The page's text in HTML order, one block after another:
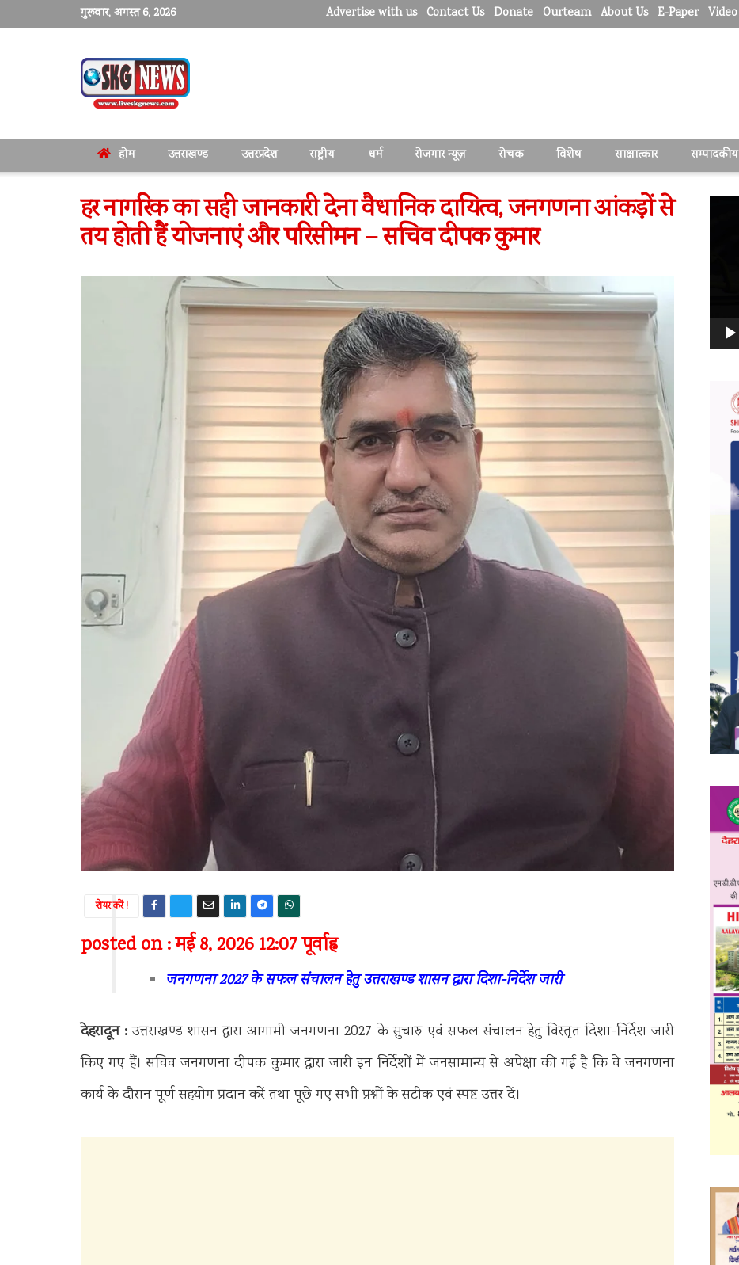
गुरूवार, अगस्त 6, 2026 Advertise with us Contact Us Donate Ourteam About Us E-Paper Video
होम उत्तराखण्ड उत्तरप्रदेश राष्ट्रीय धर्म रोजगार न्यूज़ रोचक विशेष साक्षात्कार सम्पादकीय
हर नागरिक का सही जानकारी देना वैधानिक दायित्व, जनगणना आंकड़ों से
तय होती हैं योजनाएं और परिसीमन – सचिव दीपक कुमार
शेयर करें !
posted on : मई 8, 2026 12:07 पूर्वाह्न
जनगणना 2027 के सफल संचालन हेतु उत्तराखण्ड शासन द्वारा दिशा-निर्देश जारी
देहरादून :उत्तराखण्ड शासन द्वारा आगामी जनगणना 2027 के सुचारु एवं सफल संचालन हेतु विस्तृत दिशा-निर्देश जारी
किए गए हैं। सचिव जनगणना दीपक कुमार द्वारा जारी इन निर्देशों में जनसामान्य से अपेक्षा की गई है कि वे जनगणना
कार्य के दौरान पूर्ण सहयोग प्रदान करें तथा पूछे गए सभी प्रश्नों के सटीक एवं स्पष्ट उत्तर दें।